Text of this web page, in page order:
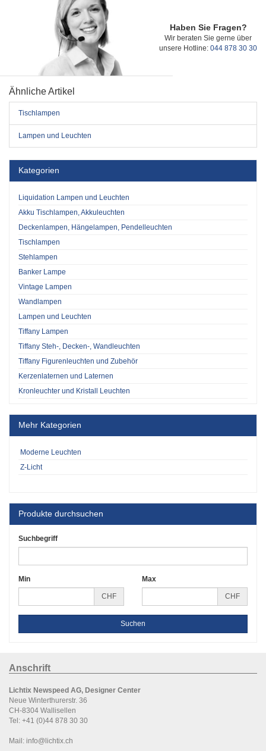
Haben Sie Fragen?
Wir beraten Sie gerne über
unsere Hotline: 044 878 30 30
Ähnliche Artikel
Tischlampen
Lampen und Leuchten
Kategorien
Liquidation Lampen und Leuchten
Akku Tischlampen, Akkuleuchten
Deckenlampen, Hängelampen, Pendelleuchten
Tischlampen
Stehlampen
Banker Lampe
Vintage Lampen
Wandlampen
Lampen und Leuchten
Tiffany Lampen
Tiffany Steh-, Decken-, Wandleuchten
Tiffany Figurenleuchten und Zubehör
Kerzenlaternen und Laternen
Kronleuchter und Kristall Leuchten
Mehr Kategorien
Moderne Leuchten
Z-Licht
Produkte durchsuchen
Suchbegriff
Min
CHF
Max
CHF
Anschrift
Lichtix Newspeed AG, Designer Center
Neue Winterthurerstr. 36
CH-8304 Wallisellen
Tel: +41 (0)44 878 30 30
Mail: info@lichtix.ch